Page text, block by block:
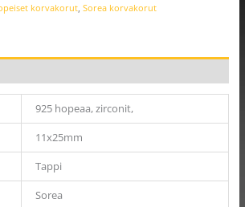
korvakorut, Sorea korvakorut
925 hopeaa, zirconit,
11x25mm
Tappi
Sorea